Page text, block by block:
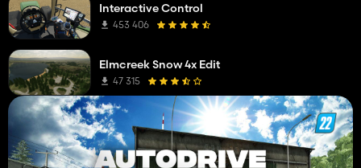
Interactive Control
453 406
Elmcreek Snow 4x Edit
47 315